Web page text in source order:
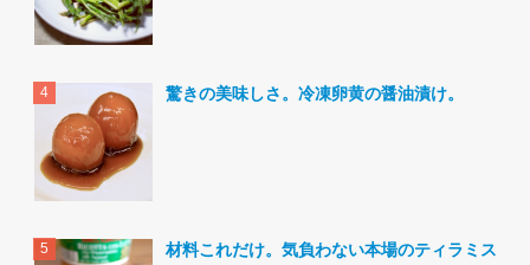
驚きの美味しさ。冷凍卵黄の醤油漬け。
材料これだけ。気負わない本場のティラミス。